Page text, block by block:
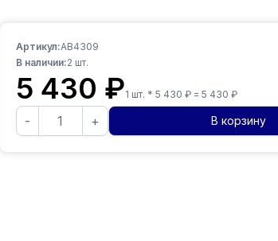
Артикул:AB4309
В наличии:2 шт.
5 430 ₽1 шт. * 5 430 ₽ = 5 430 ₽
- + В корзину